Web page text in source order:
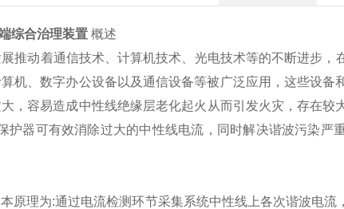
综合治理装置 概述
推动着通信技术、计算机技术、光电技术等的不断进步，
机、数字办公设备以及通信设备等被广泛应用，这些设备
，容易造成中性线绝缘层老化起火从而引发火灾，存在较
护器可有效消除过大的中性线电流，同时解决谐波污染严
原理为:通过电流检测环节采集系统中性线上各次谐波电流